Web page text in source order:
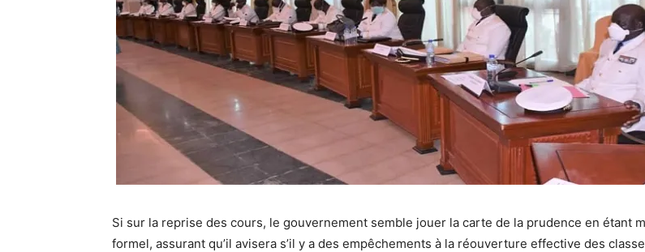
Si sur la reprise des cours, le gouvernement semble jouer la carte de la prudence en étant
formel, assurant qu’il avisera s’il y a des empêchements à la réouverture effective des